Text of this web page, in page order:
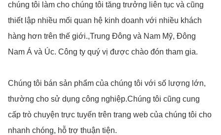
chúng tôi làm cho chúng tôi tăng trưởng liên tục và cũng
thiết lập nhiều mối quan hệ kinh doanh với nhiều khách
hàng hơn trên thế giới.,Trung Đông và Nam Mỹ, Đông
Nam Á và Úc. Công ty quý vị được chào đón tham gia.
Chúng tôi bán sản phẩm của chúng tôi với số lượng lớn,
thường cho sử dụng công nghiệp.Chúng tôi cũng cung
cấp trò chuyện trực tuyến trên trang web của chúng tôi cho
nhanh chóng, hỗ trợ thuận tiện.